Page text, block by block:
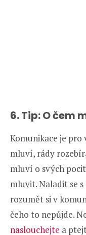
6. Tip: O čem
Komunikace je pro
mluví, rády
mluví o svých
mluvit. Naladit se
rozumět si v
čeho to nepůjde.
naslouchejte a